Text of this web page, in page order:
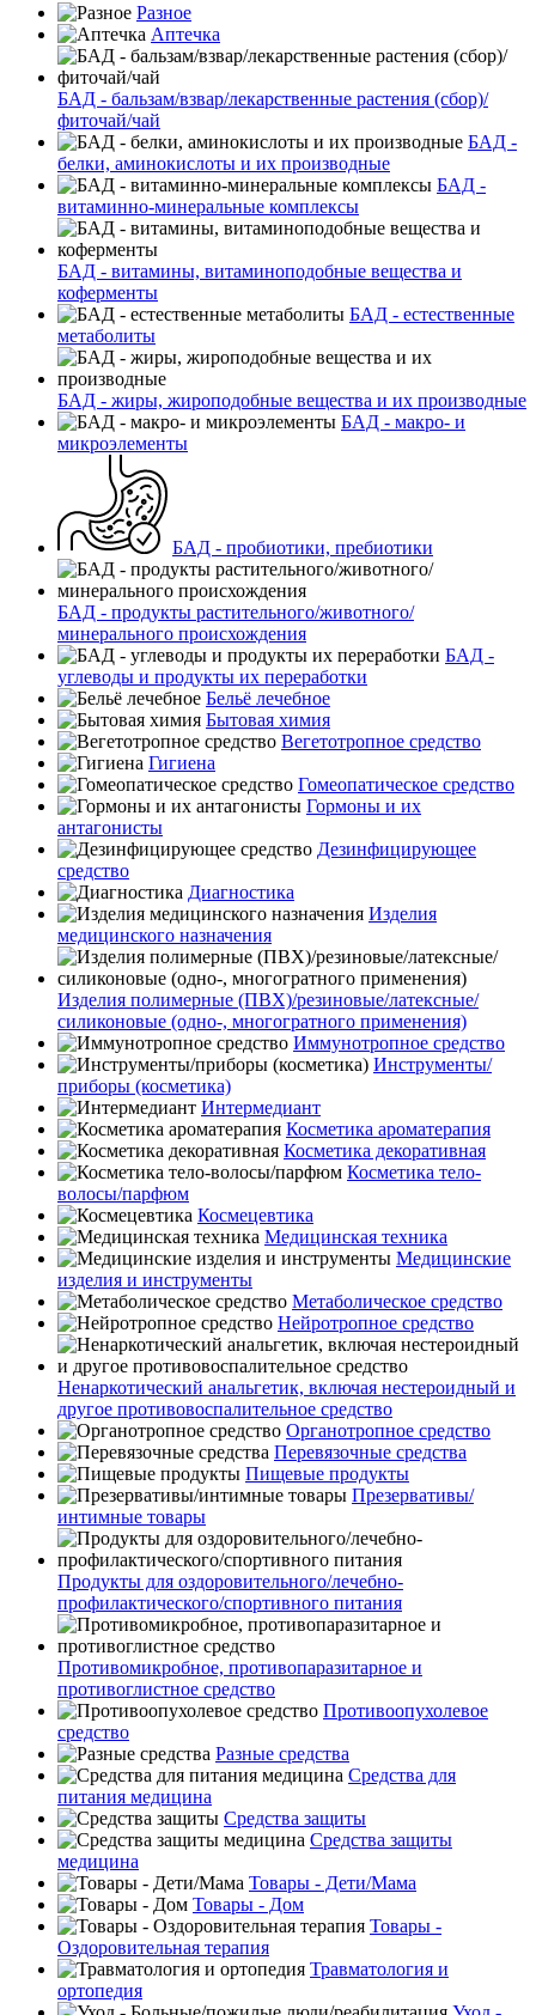
Разное
Аптечка
БАД - бальзам/взвар/лекарственные растения (сбор)/
фиточай/чай
БАД -
белки, аминокислоты и их производные
БАД -
витаминно-минеральные комплексы
БАД - витамины, витаминоподобные вещества и
коферменты
БАД - естественные
метаболиты
БАД - жиры, жироподобные вещества и их производные
БАД - макро- и
микроэлементы
БАД - пробиотики, пребиотики
БАД - продукты растительного/животного/
минерального происхождения
БАД -
углеводы и продукты их переработки
Бельё лечебное
Бытовая химия
Вегетотропное средство
Гигиена
Гомеопатическое средство
Гормоны и их
антагонисты
Дезинфицирующее
средство
Диагностика
Изделия
медицинского назначения
Изделия полимерные (ПВХ)/резиновые/латексные/
силиконовые (одно-, многогратного применения)
Иммунотропное средство
Инструменты/
приборы (косметика)
Интермедиант
Косметика ароматерапия
Косметика декоративная
Косметика тело-
волосы/парфюм
Космецевтика
Медицинская техника
Медицинские
изделия и инструменты
Метаболическое средство
Нейротропное средство
Ненаркотический анальгетик, включая нестероидный и
другое противовоспалительное средство
Органотропное средство
Перевязочные средства
Пищевые продукты
Презервативы/
интимные товары
Продукты для оздоровительного/лечебно-
профилактического/спортивного питания
Противомикробное, противопаразитарное и
противоглистное средство
Противоопухолевое
средство
Разные средства
Средства для
питания медицина
Средства защиты
Средства защиты
медицина
Товары - Дети/Мама
Товары - Дом
Товары -
Оздоровительная терапия
Травматология и
ортопедия